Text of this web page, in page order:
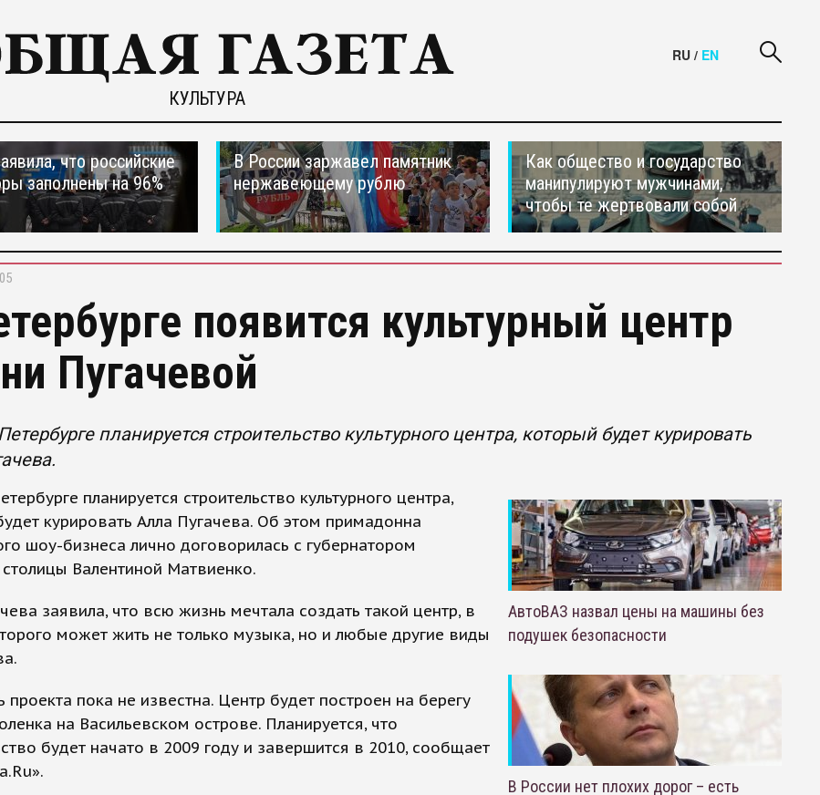
КУЛЬТУРА
RU / EN
что российские
заполнены на 96%
В России заржавел памятник
нержавеющему рублю
Как общество и государство
манипулируют мужчинами,
чтобы те жертвовали собой
появится культурный центр
Пугачевой
планируется строительство культурного центра, который будет курировать
планируется строительство культурного центра,
курировать Алла Пугачева. Об этом примадонна
шоу-бизнеса лично договорилась с губернатором
Валентиной Матвиенко.
заявила, что всю жизнь мечтала создать такой центр, в
может жить не только музыка, но и любые другие виды
проекта пока не известна. Центр будет построен на берегу
на Васильевском острове. Планируется, что
будет начато в 2009 году и завершится в 2010, сообщает
АвтоВАЗ назвал цены на машины без
подушек безопасности
В России нет плохих дорог – есть